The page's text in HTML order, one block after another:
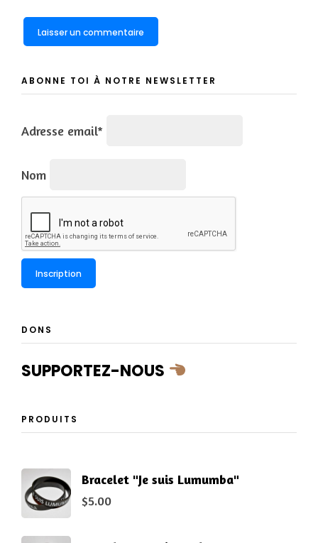
ABONNE TOI À NOTRE NEWSLETTER
Adresse email*
Nom
DONS
SUPPORTEZ-NOUS
PRODUITS
Bracelet "Je suis Lumumba"
$5.00